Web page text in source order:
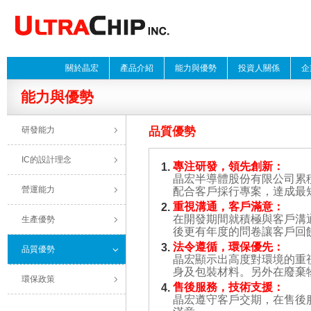
關於晶宏 產品介紹 能力與優勢 投資人關係
能力與優勢
研發能力
IC的設計理念
營運能力
生產優勢
品質優勢
環保政策
品質優勢
1. 專注研發，領先創新：
晶宏半導體股份有限公司累
配合客戶採行專案，達成
2. 重視溝通，客戶滿意：
在開發期間就積極與客戶
後更有年度的問卷讓客戶回
3. 法令遵循，環保優先：
晶宏顯示出高度對環境的
身及包裝材料。另外在廢
4. 售後服務，技術支援：
晶宏遵守客戶交期，在售後